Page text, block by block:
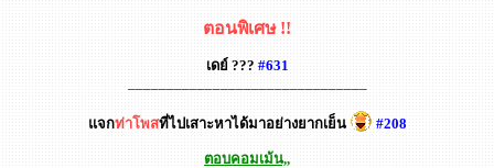
ตอนพิเศษ !!
เดย์ ??? #631
แจกท่าโพสที่ไปเสาะหาได้มาอย่างยากเย็น #208
ตอบคอมเม้น,,